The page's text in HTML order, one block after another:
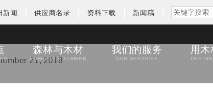
新闻 供应商名录 资料下载
新闻稿
森林与木材
FORESTS & LUMBER
我们的服务
OUR SERVICES
用
21, 2018